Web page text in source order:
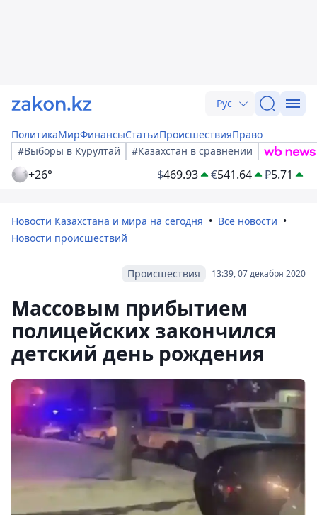
Рус
ПолитикаМирФинансыСтатьиПроисшествияПраво
#Выборы в Курултай
#Казахстан в сравнении
+26° $469.93 €541.64 ₽5.71
Новости Казахстана и мира на сегодня
Все новости
Новости происшествий
13:39, 07 декабря 2020
Происшествия
Массовым прибытием
полицейских закончился
детский день рождения